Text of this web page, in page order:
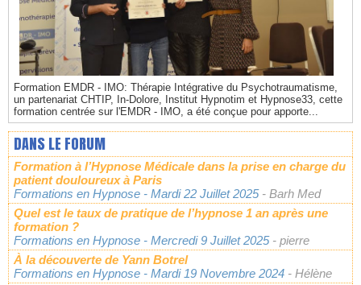
Formation EMDR - IMO: Thérapie Intégrative du Psychotraumatisme,
un partenariat CHTIP, In-Dolore, Institut Hypnotim et Hypnose33, cette
formation centrée sur l'EMDR - IMO, a été conçue pour apporte...
DANS LE FORUM
Formation à l’Hypnose Médicale dans la prise en charge du
patient douloureux à Paris
Formations en Hypnose - Mardi 22 Juillet 2025 - Barh Med
Quel est le taux de pratique de l’hypnose 1 an après une
formation ?
Formations en Hypnose - Mercredi 9 Juillet 2025 - pierre
À la découverte de Yann Botrel
Formations en Hypnose - Mardi 19 Novembre 2024 - Hélène